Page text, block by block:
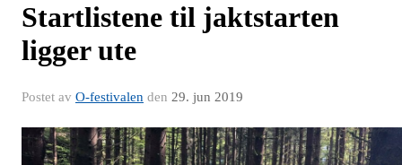
Startlistene til jaktstarten
ligger ute
Postet av O-festivalen den 29. jun 2019